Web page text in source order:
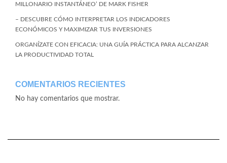
MILLONARIO INSTANTÁNEO’ DE MARK FISHER
– DESCUBRE CÓMO INTERPRETAR LOS INDICADORES
ECONÓMICOS Y MAXIMIZAR TUS INVERSIONES
ORGANÍZATE CON EFICACIA: UNA GUÍA PRÁCTICA PARA ALCANZAR
LA PRODUCTIVIDAD TOTAL
COMENTARIOS RECIENTES
No hay comentarios que mostrar.